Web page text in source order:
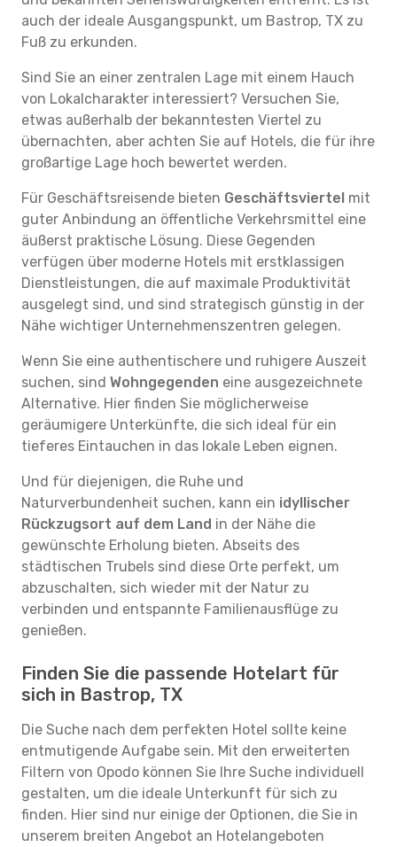
auch der ideale Ausgangspunkt, um Bastrop, TX zu
Fuß zu erkunden.
Sind Sie an einer zentralen Lage mit einem Hauch
von Lokalcharakter interessiert? Versuchen Sie,
etwas außerhalb der bekanntesten Viertel zu
übernachten, aber achten Sie auf Hotels, die für ihre
großartige Lage hoch bewertet werden.
Für Geschäftsreisende bieten Geschäftsviertel mit
guter Anbindung an öffentliche Verkehrsmittel eine
äußerst praktische Lösung. Diese Gegenden
verfügen über moderne Hotels mit erstklassigen
Dienstleistungen, die auf maximale Produktivität
ausgelegt sind, und sind strategisch günstig in der
Nähe wichtiger Unternehmenszentren gelegen.
Wenn Sie eine authentischere und ruhigere Auszeit
suchen, sind Wohngegenden eine ausgezeichnete
Alternative. Hier finden Sie möglicherweise
geräumigere Unterkünfte, die sich ideal für ein
tieferes Eintauchen in das lokale Leben eignen.
Und für diejenigen, die Ruhe und
Naturverbundenheit suchen, kann ein idyllischer
Rückzugsort auf dem Land in der Nähe die
gewünschte Erholung bieten. Abseits des
städtischen Trubels sind diese Orte perfekt, um
abzuschalten, sich wieder mit der Natur zu
verbinden und entspannte Familienausflüge zu
genießen.
Finden Sie die passende Hotelart für
sich in Bastrop, TX
Die Suche nach dem perfekten Hotel sollte keine
entmutigende Aufgabe sein. Mit den erweiterten
Filtern von Opodo können Sie Ihre Suche individuell
gestalten, um die ideale Unterkunft für sich zu
finden. Hier sind nur einige der Optionen, die Sie in
unserem breiten Angebot an Hotelangeboten